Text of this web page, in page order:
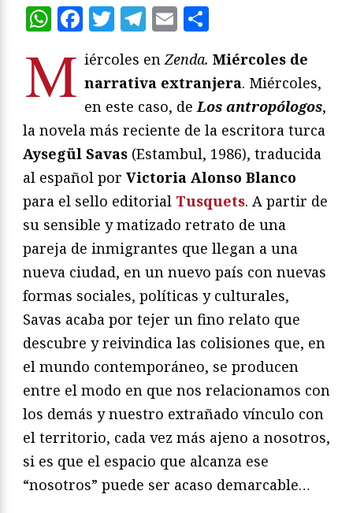
WhatsApp
Facebook
Twitter
Telegram
Email
M iércoles enZenda. Miércoles de
narrativa extranjera. Miércoles,
en este caso, deLos antropólogos,
la novela más reciente de la escritora turca
Aysegül Savas (Estambul, 1986), traducida
al español por Victoria Alonso Blanco
para el sello editorial Tusquets. A partir de
su sensible y matizado retrato de una
pareja de inmigrantes que llegan a una
nueva ciudad, en un nuevo país con nuevas
formas sociales, políticas y culturales,
Savas acaba por tejer un fino relato que
descubre y reivindica las colisiones que, en
el mundo contemporáneo, se producen
entre el modo en que nos relacionamos con
los demás y nuestro extrañado vínculo con
el territorio, cada vez más ajeno a nosotros,
si es que el espacio que alcanza ese
“nosotros” puede ser acaso demarcable…